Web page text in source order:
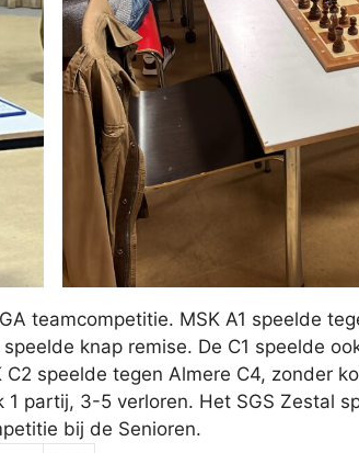
teamcompetitie. MSK A1 speelde
knap remise. De C1 speelde
speelde tegen Almere C4, zonder
1 partij, 3-5 verloren. Het SGS Zestal
bij de Senioren.